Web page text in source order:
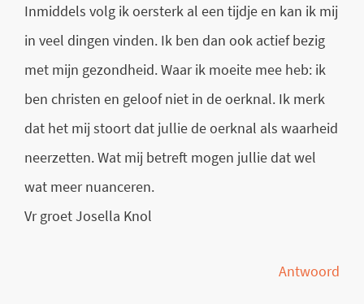
Inmiddels volg ik oersterk al een tijdje en kan ik mij
in veel dingen vinden. Ik ben dan ook actief bezig
met mijn gezondheid. Waar ik moeite mee heb: ik
ben christen en geloof niet in de oerknal. Ik merk
dat het mij stoort dat jullie de oerknal als waarheid
neerzetten. Wat mij betreft mogen jullie dat wel
wat meer nuanceren.
Vr groet Josella Knol
Antwoord